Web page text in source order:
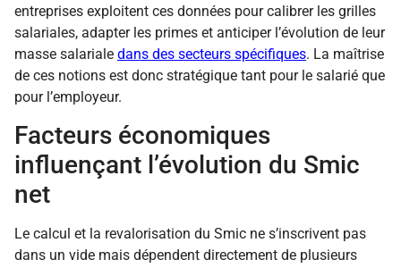
entreprises exploitent ces données pour calibrer les grilles
salariales, adapter les primes et anticiper l’évolution de leur
masse salariale dans des secteurs spécifiques. La maîtrise
de ces notions est donc stratégique tant pour le salarié que
pour l’employeur.
Facteurs économiques
influençant l’évolution du Smic
net
Le calcul et la revalorisation du Smic ne s’inscrivent pas
dans un vide mais dépendent directement de plusieurs